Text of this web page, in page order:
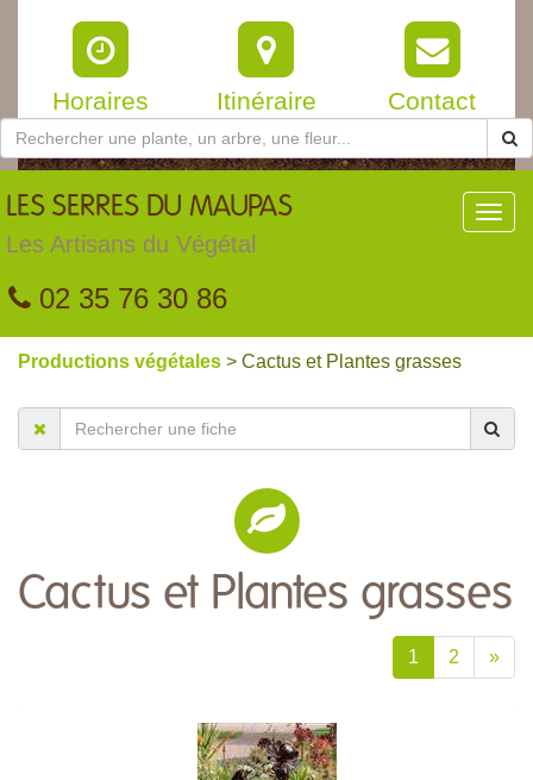
Horaires Itinéraire Contact
LES SERRES DU MAUPAS
Les Artisans du Végétal
02 35 76 30 86
Productions végétales > Cactus et Plantes grasses
Cactus et Plantes grasses
1 2 »